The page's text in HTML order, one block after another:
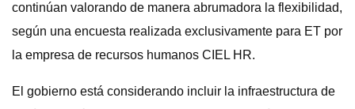
continúan valorando de manera abrumadora la flexibilidad,
según una encuesta realizada exclusivamente para ET por
la empresa de recursos humanos CIEL HR.
El gobierno está considerando incluir la infraestructura de